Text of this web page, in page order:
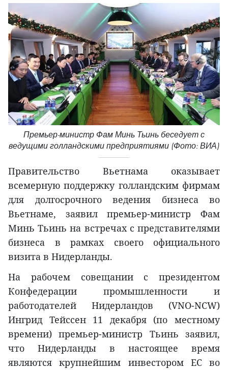
Премьер-министр Фам Минь Тьинь беседует с
ведущими голландскими предприятиями (Фото: ВИА)
Правительство Вьетнама оказывает
всемерную поддержку голландским фирмам
для долгосрочного ведения бизнеса во
Вьетнаме, заявил премьер-министр Фам
Минь Тьинь на встречах с представителями
бизнеса в рамках своего официального
визита в Нидерланды.
На рабочем совещании с президентом
Конфедерации промышленности и
работодателей Нидерландов (VNO-NCW)
Ингрид Тейссен 11 декабря (по местному
времени) премьер-министр Тьинь заявил,
что Нидерланды в настоящее время
являются крупнейшим инвестором ЕС во